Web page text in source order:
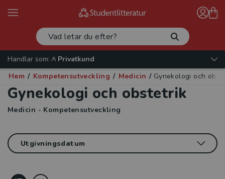
Handlar som:
Privatkund
Hem / Kompetensutveckling / Medicin / Gynekologi och
Gynekologi och obstetrik
Medicin - Kompetensutveckling